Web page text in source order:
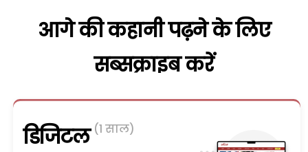
आगे की कहानी पढ़ने के लिए
सब्सक्राइब करें
डिजिटल (1 साल)